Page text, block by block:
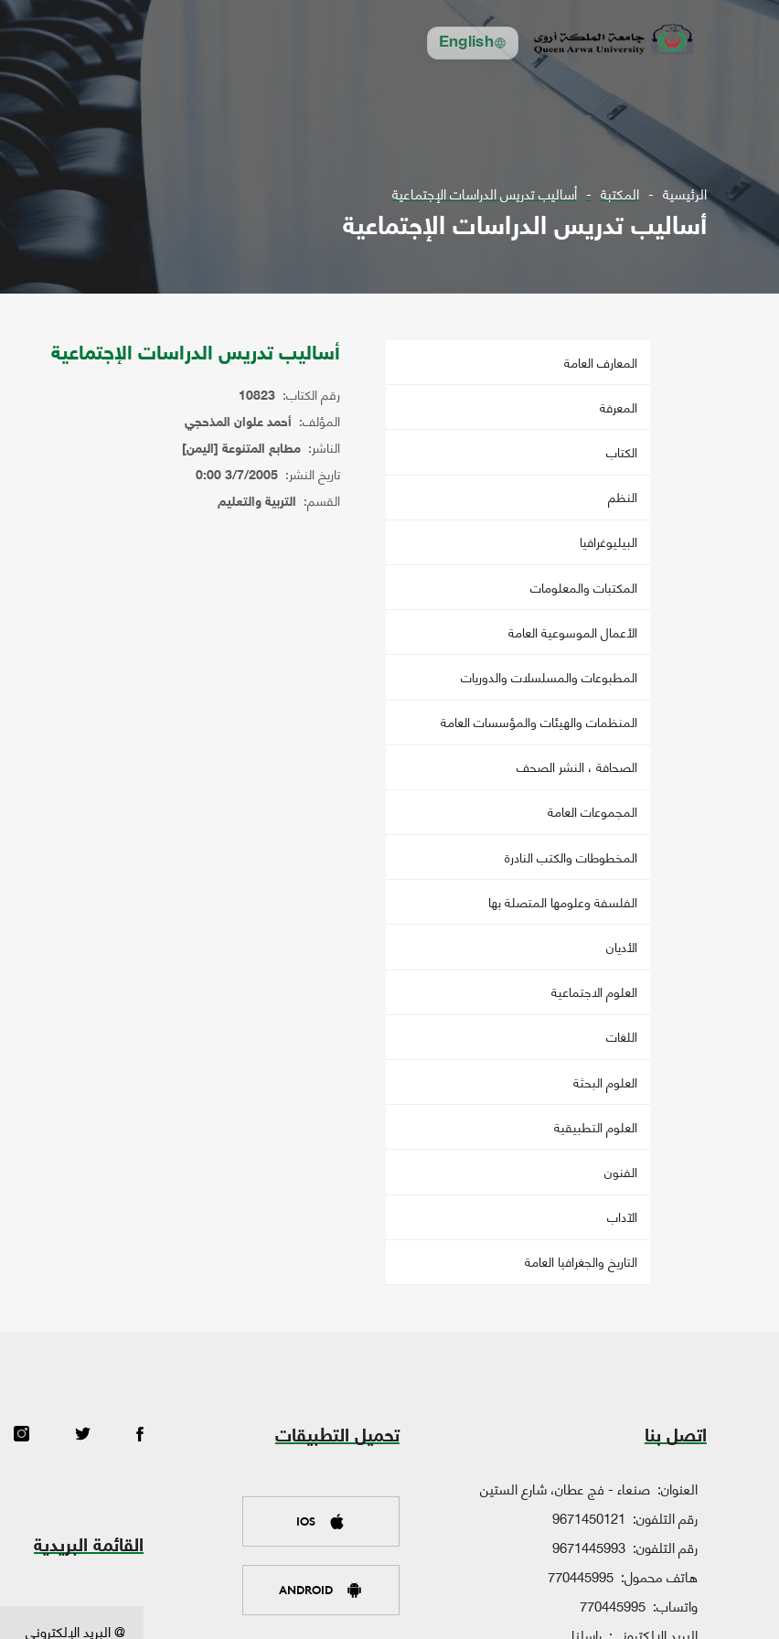
English
الرئيسية المكتبة أساليب تدريس الدراسات الإجتماعية
أساليب تدريس الدراسات الإجتماعية
المعارف العامة
المعرفة
الكتاب
النظم
البيليوغرافيا
المكتبات والمعلومات
الأعمال الموسوعية العامة
المطبوعات والمسلسلات والدوريات
المنظمات والهيئات والمؤسسات العامة
الصحافة ، النشر الصحف
المجموعات العامة
المخطوطات والكتب النادرة
الفلسفة وعلومها المتصلة بها
الأديان
العلوم الاجتماعية
اللغات
العلوم البحثة
العلوم التطبيقية
الفنون
الآداب
التاريخ والجغرافيا العامة
أساليب تدريس الدراسات الإجتماعية
رقم الكتاب: 10823
المؤلف: أحمد علوان المذحجي
الناشر: مطابع المتنوعة [اليمن]
تاريخ النشر: 3/7/2005 0:00
القسم: التربية والتعليم
اتصل بنا
العنوان: صنعاء - فج عطان، شارع الستين
رقم التلفون: 9671450121
رقم التلفون: 9671445993
هاتف محمول: 770445995
واتساب: 770445995
تحميل التطبيقات
IOS
ANDROID
القائمة البريدية